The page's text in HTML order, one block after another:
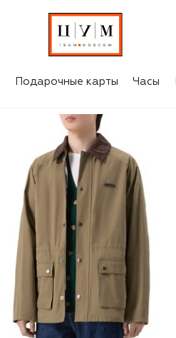
Подарочные карты Часы